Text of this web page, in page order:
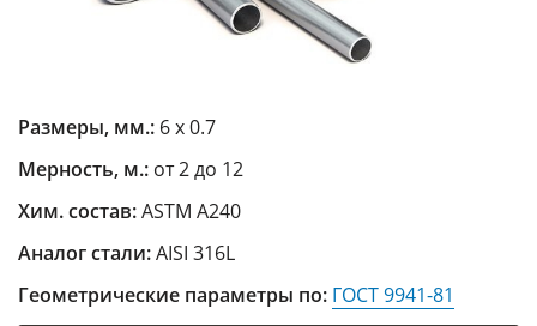
Размеры, мм.: 6 х 0.7
Мерность, м.: от 2 до 12
Хим. состав:ASTM A240
Аналог стали:AISI 316L
Геометрические параметры по: ГОСТ 9941-81